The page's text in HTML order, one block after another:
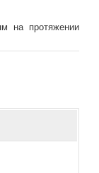
на протяжении